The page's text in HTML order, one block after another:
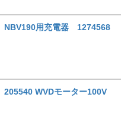
NBV190用充電器 1274568
205540 WVDモーター100V